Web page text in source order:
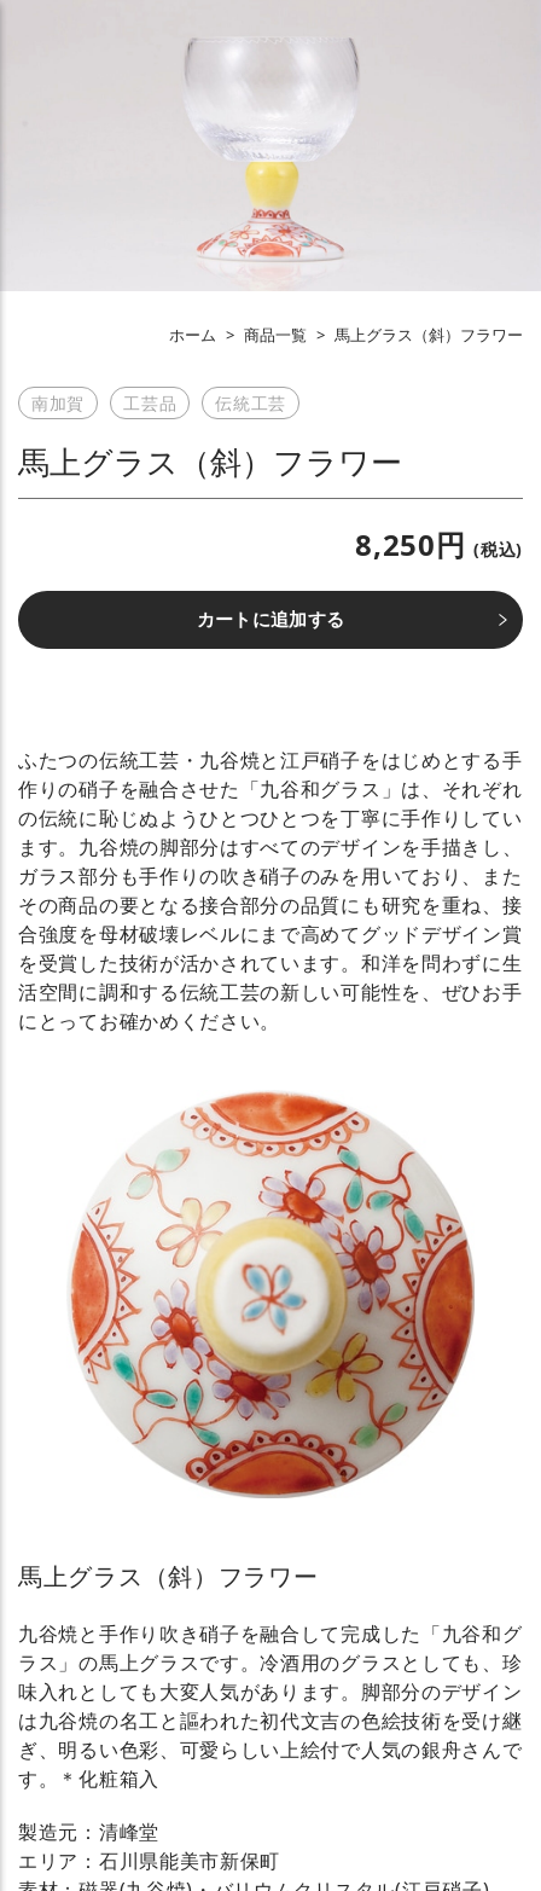
ホーム > 商品一覧 > 馬上グラス（斜）フラワー
南加賀 工芸品 伝統工芸
馬上グラス（斜）フラワー
8,250円(税込)
カートに追加する
ふたつの伝統工芸・九谷焼と江戸硝子をはじめとする手
作りの硝子を融合させた「九谷和グラス」は、それぞれ
の伝統に恥じぬようひとつひとつを丁寧に手作りしてい
ます。九谷焼の脚部分はすべてのデザインを手描きし、
ガラス部分も手作りの吹き硝子のみを用いており、また
その商品の要となる接合部分の品質にも研究を重ね、接
合強度を母材破壊レベルにまで高めてグッドデザイン賞
を受賞した技術が活かされています。和洋を問わずに生
活空間に調和する伝統工芸の新しい可能性を、ぜひお手
にとってお確かめください。
馬上グラス（斜）フラワー
九谷焼と手作り吹き硝子を融合して完成した「九谷和グ
ラス」の馬上グラスです。冷酒用のグラスとしても、珍
味入れとしても大変人気があります。脚部分のデザイン
は九谷焼の名工と謳われた初代文吉の色絵技術を受け継
ぎ、明るい色彩、可愛らしい上絵付で人気の銀舟さんで
す。＊化粧箱入
製造元：清峰堂
エリア：石川県能美市新保町